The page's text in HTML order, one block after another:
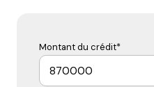
Montant du crédit*